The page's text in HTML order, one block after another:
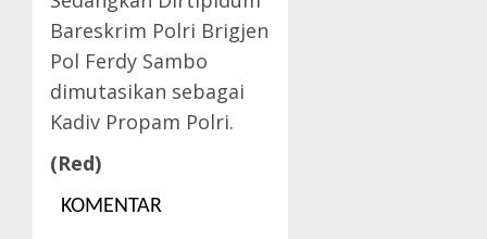
Bareskrim Polri Brigjen
Pol Ferdy Sambo
dimutasikan sebagai
Kadiv Propam Polri.
(Red)
KOMENTAR